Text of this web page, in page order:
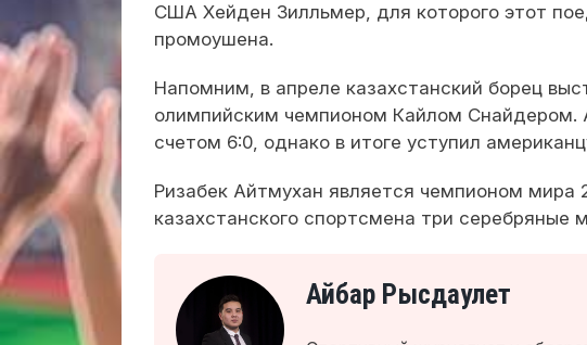
США Хейден Зилльмер, для которого этот
промоушена.
Напомним, в апреле казахстанский борец
олимпийским чемпионом Кайлом Снайдером.
счетом 6:0, однако в итоге уступил
Ризабек Айтмухан является чемпионом мира
казахстанского спортсмена три серебряные
Айбар Рысдаулет